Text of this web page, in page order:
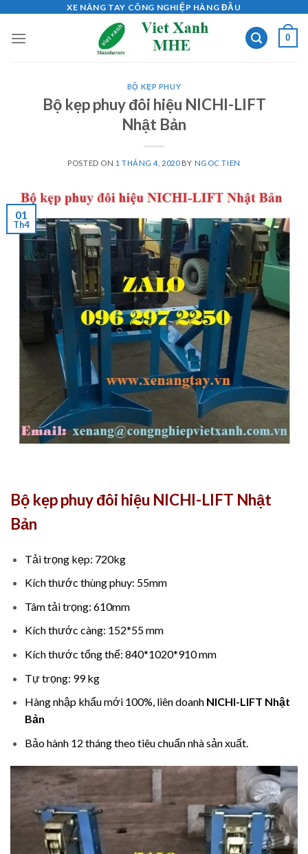
content
XE NÂNG TAY CÔNG NGHIỆP HÀNG ĐẦU
0
BỘ KẸP PHUY
Bộ kẹp phuy đôi hiệu NICHI-LIFT
Nhật Bản
POSTED ON 1 THÁNG 4, 2020BY NGOC TIEN
01
Th4
Bộ kẹp phuy đôi hiệu NICHI-LIFT Nhật
Bản
Tải trọng kẹp: 720kg
Kích thước thùng phuy: 55mm
Tâm tải trọng: 610mm
Kích thước càng: 152*55 mm
Kích thước tổng thể: 840*1020*910 mm
Tự trọng: 99 kg
Hàng nhập khẩu mới 100%, liên doanh NICHI-LIFT Nhật
Bản
Bảo hành 12 tháng theo tiêu chuẩn nhà sản xuất.